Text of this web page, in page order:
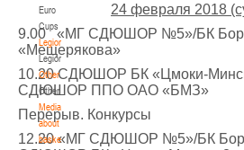
Euro
Cups
Legionaries
Legionaries
Other
Other
Media
about
basketball
IV тур – девушки 2014-2015 гг.р., дивизион 1
Снежкова, 16
U-12, девушки
III тур – девушки 2014-2015 гг.р., Дивизион 2,
ул. 30 лет Победы, 1А
21-22.03.2026
24 февраля 2018
9.00 «МГ СДЮШОР №5»/БК
«Мещерякова»
10.20 СДЮШОР БК «Цмоки-
СДЮШОР ППО ОАО «БМЗ»
Перерыв. Конкурсы
12.20 «МГ СДЮШОР №5»/БК